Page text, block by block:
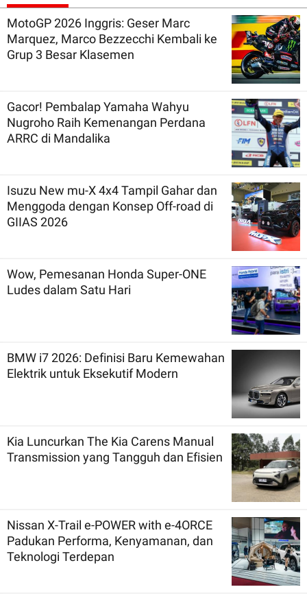
MotoGP 2026 Inggris: Geser Marc
Marquez, Marco Bezzecchi Kembali ke
Grup 3 Besar Klasemen
Gacor! Pembalap Yamaha Wahyu
Nugroho Raih Kemenangan Perdana
ARRC di Mandalika
Isuzu New mu-X 4x4 Tampil Gahar dan
Menggoda dengan Konsep Off-road di
GIIAS 2026
Wow, Pemesanan Honda Super-ONE
Ludes dalam Satu Hari
BMW i7 2026: Definisi Baru Kemewahan
Elektrik untuk Eksekutif Modern
Kia Luncurkan The Kia Carens Manual
Transmission yang Tangguh dan Efisien
Nissan X-Trail e-POWER with e-4ORCE
Padukan Performa, Kenyamanan, dan
Teknologi Terdepan